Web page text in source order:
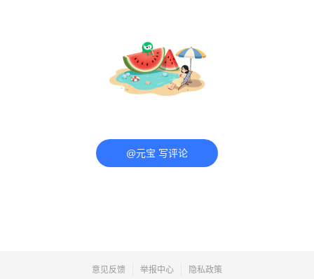
@元宝 写评论
意见反馈 举报中心 隐私政策